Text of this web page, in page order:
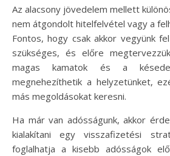
Az alacsony jövedelem mellett
nem átgondolt hitelfelvétel vagy a
Fontos, hogy csak akkor vegyünk
szükséges, és előre
magas kamatok és a
megnehezíthetik a helyzetünket,
más megoldásokat keresni.
Ha már van adósságunk, akkor
kialakítani egy visszafizetési
foglalhatja a kisebb adósságok